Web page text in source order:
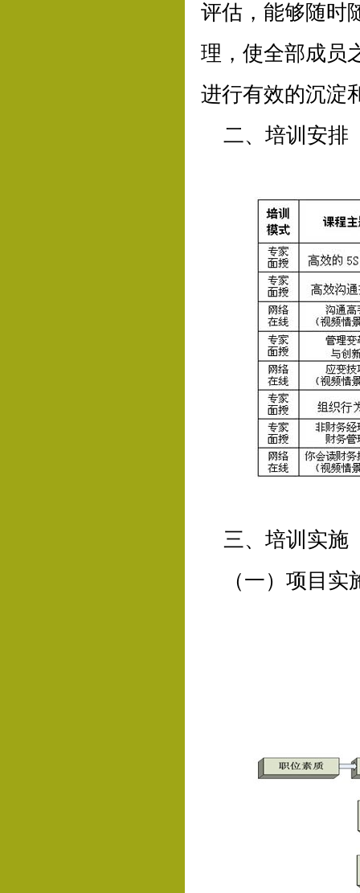
评估，能够随时
理，使全部成员
进行有效的沉淀
二、培训安排
三、培训实施
（一）项目实